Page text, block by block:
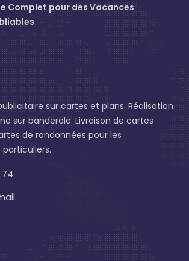
Complet pour des Vacances
sur cartes et plans. Réalisation
sur banderole. Livraison de cartes
de randonnées pour les
74